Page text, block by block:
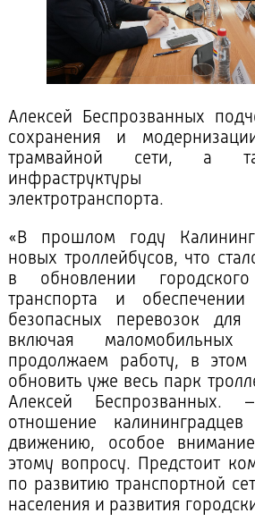
Алексей Беспрозванных
сохранения и
трамвайной сети, а
инфраструктуры
электротранспорта.
«В прошлом году
новых троллейбусов, что
в обновлении городского
транспорта и
безопасных перевозок
включая
продолжаем работу, в этом
обновить уже весь парк
Алексей Беспрозванных.
отношение
движению, особое
этому вопросу. Предстоит
по развитию транспортной
населения и развития